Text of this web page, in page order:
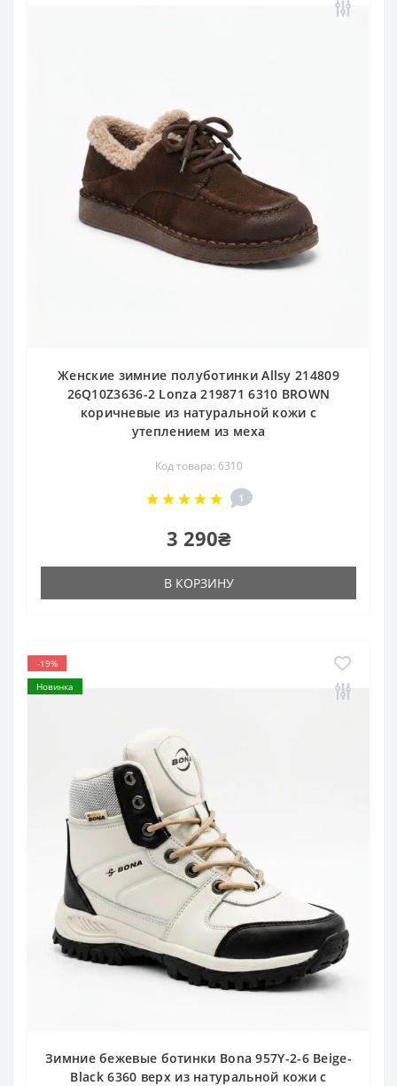
Женские зимние полуботинки Allsy 214809
26Q10Z3636-2 Lonza 219871 6310 BROWN
коричневые из натуральной кожи с
утеплением из меха
Код товара: 6310
1
3 290₴
В КОРЗИНУ
-19%
Новинка
Зимние бежевые ботинки Bona 957Y-2-6 Beige-
Black 6360 верх из натуральной кожи с